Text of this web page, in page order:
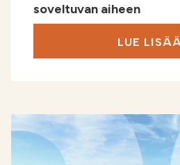
soveltuvan aiheen
LUE